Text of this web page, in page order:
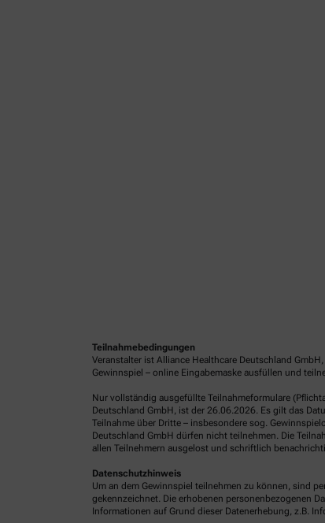
Teilnahmebedingungen
Veranstalter ist Alliance Healthcare Deutschland
Gewinnspiel – online Eingabemaske ausfüllen und
Nur vollständig ausgefüllte Teilnahmeformulare
Deutschland GmbH, ist der 26.06.2026. Es gilt das
Teilnahme über Dritte – insbesondere sog.
Deutschland GmbH dürfen nicht teilnehmen. Die
allen Teilnehmern ausgelost und schriftlich
Datenschutzhinweis
Um an dem Gewinnspiel teilnehmen zu können, sind
gekennzeichnet. Die erhobenen personenbezogenen
Informationen auf Grund dieser Datenerhebung, z.B.